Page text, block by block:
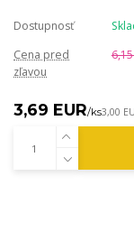
Dostupnosť
Cena pred
zľavou
3,69 EUR/ks3,00